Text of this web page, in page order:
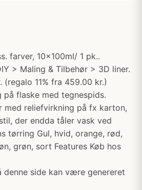
farver, 10x100ml/ 1 pk..
> Maling & Tilbehør > 3D liner.
(regalo 11% fra 459.00 kr.)
flaske med tegnespids.
med reliefvirkning på fx karton,
der endda tåler vask ved
tørring Gul, hvid, orange, rød,
grøn, sort Features Køb hos
denne side kan være genereret